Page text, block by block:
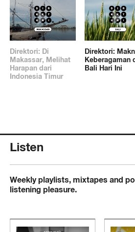
Direktori: Di
Makassar, Melihat
Harapan dari
Indonesia Timur
Direktori:
Keberagaman
Bali Hari Ini
Listen
Weekly playlists, mixtapes and
listening pleasure.